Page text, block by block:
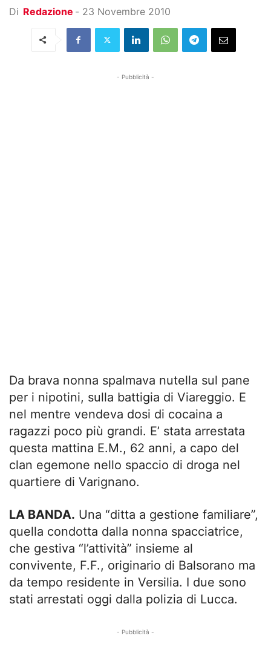
Di Redazione - 23 Novembre 2010
- Pubblicità -
Da brava nonna spalmava nutella sul pane
per i nipotini, sulla battigia di Viareggio. E
nel mentre vendeva dosi di cocaina a
ragazzi poco più grandi. E’ stata arrestata
questa mattina E.M., 62 anni, a capo del
clan egemone nello spaccio di droga nel
quartiere di Varignano.
LA BANDA. Una “ditta a gestione familiare”,
quella condotta dalla nonna spacciatrice,
che gestiva “l’attività” insieme al
convivente, F.F., originario di Balsorano ma
da tempo residente in Versilia. I due sono
stati arrestati oggi dalla polizia di Lucca.
- Pubblicità -